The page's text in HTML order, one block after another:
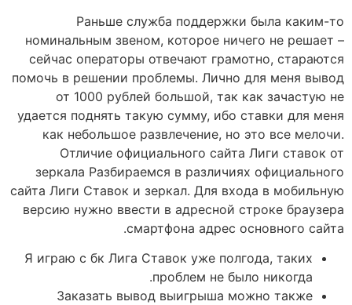
Раньше служба поддержки была каким-то
номинальным звеном, которое ничего не решает –
сейчас операторы отвечают грамотно, стараются
помочь в решении проблемы. Лично для меня вывод
от 1000 рублей большой, так как зачастую не
удается поднять такую сумму, ибо ставки для меня
как небольшое развлечение, но это все мелочи.
Отличие официального сайта Лиги ставок от
зеркала Разбираемся в различиях официального
сайта Лиги Ставок и зеркал. Для входа в мобильную
версию нужно ввести в адресной строке браузера
смартфона адрес основного сайта.
Я играю с бк Лига Ставок уже полгода, таких
проблем не было никогда.
Заказать вывод выигрыша можно также